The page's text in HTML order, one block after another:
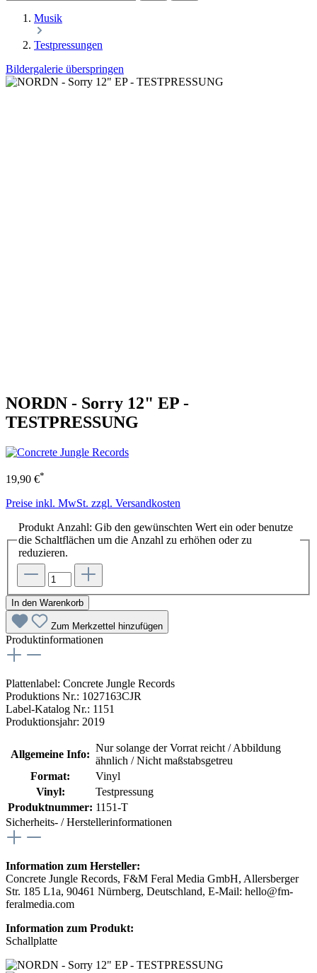
Musik
Testpressungen
Bildergalerie überspringen
NORDN - Sorry 12" EP -
TESTPRESSUNG
19,90 €*
Preise inkl. MwSt. zzgl. Versandkosten
Produkt Anzahl: Gib den gewünschten Wert ein oder benutze
die Schaltflächen um die Anzahl zu erhöhen oder zu
reduzieren.
In den Warenkorb
Zum Merkzettel hinzufügen
Produktinformationen
Plattenlabel: Concrete Jungle Records
Produktions Nr.: 1027163CJR
Label-Katalog Nr.: 1151
Produktionsjahr: 2019
Allgemeine Info:
Nur solange der Vorrat reicht / Abbildung
ähnlich / Nicht maßstabsgetreu
Format:
Vinyl
Vinyl:
Testpressung
Produktnummer: 1151-T
Sicherheits- / Herstellerinformationen
Information zum Hersteller:
Concrete Jungle Records, F&M Feral Media GmbH, Allersberger
Str. 185 L1a, 90461 Nürnberg, Deutschland, E-Mail: hello@fm-
feralmedia.com
Information zum Produkt:
Schallplatte